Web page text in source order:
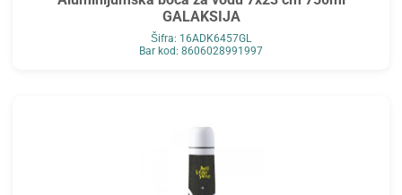
GALAKSIJA
Šifra: 16ADK6457GL
Bar kod: 8606028991997